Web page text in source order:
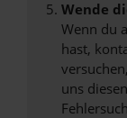
Wende
Wenn du
hast,
uns